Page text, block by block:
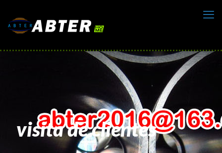
visita de clientes